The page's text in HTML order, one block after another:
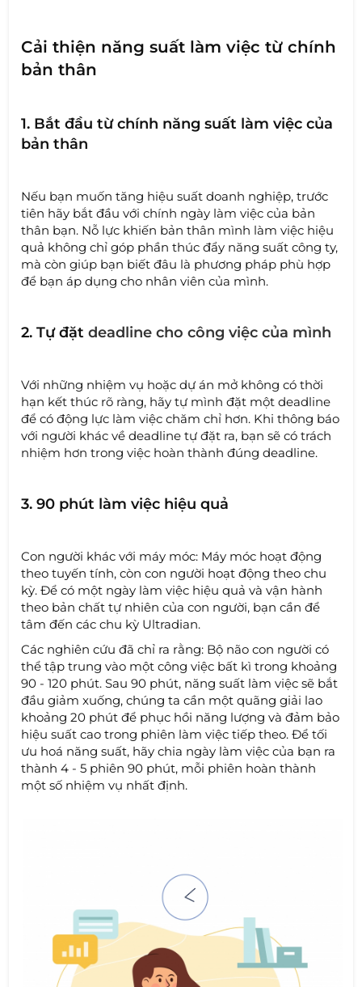
Cải thiện năng suất làm việc từ chính
bản thân
1. Bắt đầu từ chính năng suất làm việc của
bản thân
Nếu bạn muốn tăng hiệu suất doanh nghiệp, trước
tiên hãy bắt đầu với chính ngày làm việc của bản
thân bạn. Nỗ lực khiến bản thân mình làm việc hiệu
quả không chỉ góp phần thúc đẩy năng suất công ty,
mà còn giúp bạn biết đâu là phương pháp phù hợp
để bạn áp dụng cho nhân viên của mình.
2. Tự đặtdeadline cho công việc của mình
Với những nhiệm vụ hoặc dự án mở không có thời
hạn kết thúc rõ ràng, hãy tự mình đặt một deadline
để có động lực làm việc chăm chỉ hơn. Khi thông báo
với người khác về deadline tự đặt ra, bạn sẽ có trách
nhiệm hơn trong việc hoàn thành đúng deadline.
3. 90 phút làm việc hiệu quả
Con người khác với máy móc: Máy móc hoạt động
theo tuyến tính, còn con người hoạt động theo chu
kỳ. Để có một ngày làm việc hiệu quả và vận hành
theo bản chất tự nhiên của con người, bạn cần để
tâm đến các chu kỳ Ultradian.
Các nghiên cứu đã chỉ ra rằng: Bộ não con người có
thể tập trung vào một công việc bất kì trong khoảng
90 - 120 phút. Sau 90 phút, năng suất làm việc sẽ bắt
đầu giảm xuống, chúng ta cần một quãng giải lao
khoảng 20 phút để phục hồi năng lượng và đảm bảo
hiệu suất cao trong phiên làm việc tiếp theo. Để tối
ưu hoá năng suất, hãy chia ngày làm việc của bạn ra
thành 4 - 5 phiên 90 phút, mỗi phiên hoàn thành
một số nhiệm vụ nhất định.